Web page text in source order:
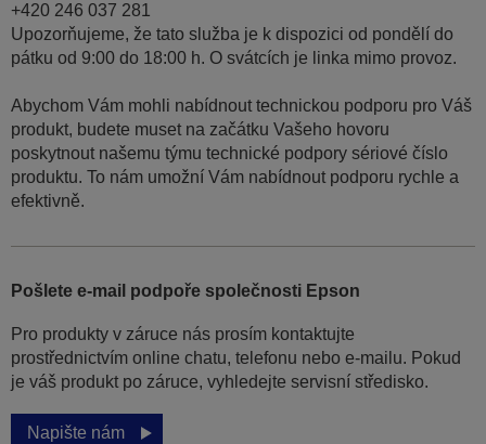
+420 246 037 281
Upozorňujeme, že tato služba je k dispozici od pondělí do
pátku od 9:00 do 18:00 h. O svátcích je linka mimo provoz.
Abychom Vám mohli nabídnout technickou podporu pro Váš
produkt, budete muset na začátku Vašeho hovoru
poskytnout našemu týmu technické podpory sériové číslo
produktu. To nám umožní Vám nabídnout podporu rychle a
efektivně.
Pošlete e-mail podpoře společnosti Epson
Pro produkty v záruce nás prosím kontaktujte
prostřednictvím online chatu, telefonu nebo e-mailu. Pokud
je váš produkt po záruce, vyhledejte servisní středisko.
Napište nám